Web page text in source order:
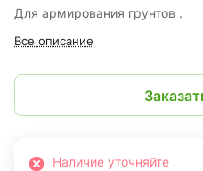
Для армирования грунтов .
Все описание
Наличие уточняйте